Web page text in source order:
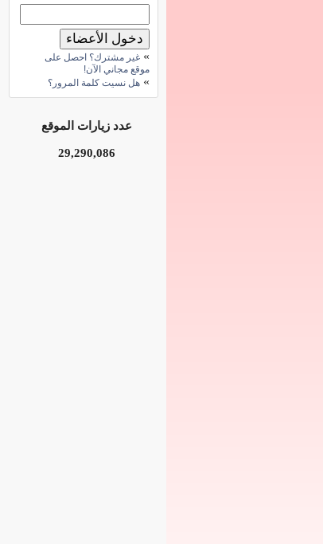
» غير مشترك؟ احصل على
موقع مجاني الآن!
» هل نسيت كلمة المرور؟
عدد زيارات الموقع
29,290,086